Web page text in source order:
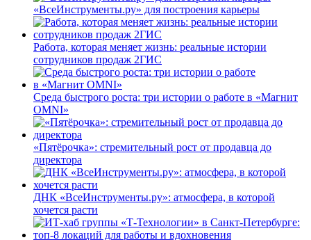
«ВсеИнструменты.ру» для построения карьеры
Работа, которая меняет жизнь: реальные истории
сотрудников продаж 2ГИС
Среда быстрого роста: три истории о работе в «Магнит
OMNI»
«Пятёрочка»: стремительный рост от продавца до
директора
ДНК «ВсеИнструменты.ру»: атмосфера, в которой
хочется расти